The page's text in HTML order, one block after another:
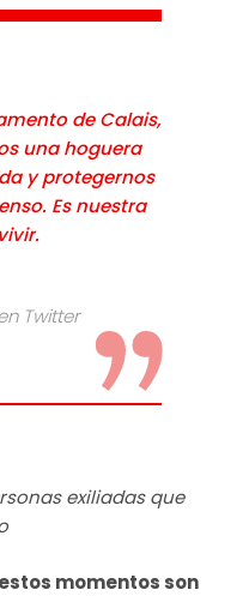
de Calais,
una hoguera
y protegernos
Es nuestra
Twitter
exiliadas que
estos momentos son